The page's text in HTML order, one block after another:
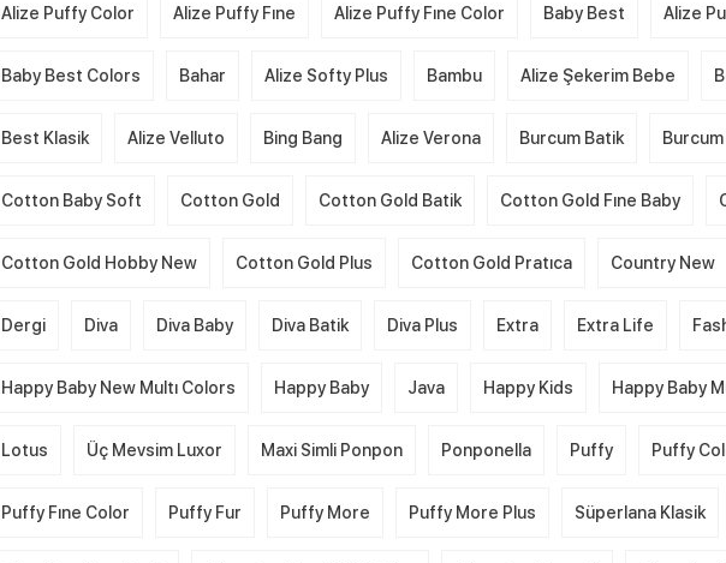
Alize Puffy Color Alize Puffy Fıne Alize Puffy Fıne Color Baby Best Alize
Baby Best Colors Bahar Alize Softy Plus Bambu Alize Şekerim Bebe
Best Klasik Alize Velluto Bing Bang Alize Verona Burcum Batik
Cotton Baby Soft Cotton Gold Cotton Gold Batik Cotton Gold Fıne Baby
Cotton Gold Hobby New Cotton Gold Plus Cotton Gold Pratıca Country New
Dergi Diva Diva Baby Diva Batik Diva Plus Extra Extra Life
Happy Baby New Multı Colors Happy Baby Java Happy Kids Happy Baby
Lotus Üç Mevsim Luxor Maxi Simli Ponpon Ponponella Puffy Puffy
Puffy Fıne Color Puffy Fur Puffy More Puffy More Plus Süperlana Klasik